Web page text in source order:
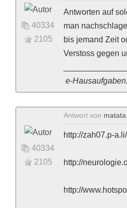
40334
2105
Antworten auf
man
bis jemand Zeit
Verstoss gegen
e-
40334
2105
Antwort von matata
http://zah07.p-
http://
http://